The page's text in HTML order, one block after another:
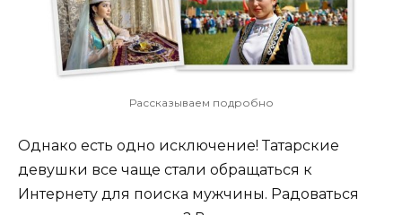
Рассказываем подробно
Однако есть одно исключение! Татарские
девушки все чаще стали обращаться к
Интернету для поиска мужчины. Радоваться